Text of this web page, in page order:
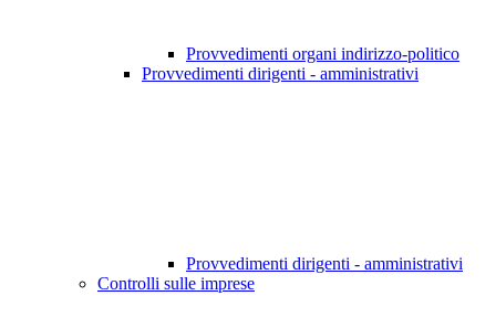
Provvedimenti organi indirizzo-politico
Provvedimenti dirigenti - amministrativi
Provvedimenti dirigenti - amministrativi
Controlli sulle imprese